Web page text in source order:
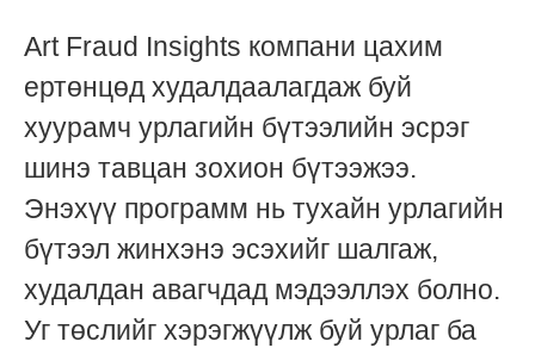
Art Fraud Insights компани цахим
ертөнцөд худалдаалагдаж буй
хуурамч урлагийн бүтээлийн эсрэг
шинэ тавцан зохион бүтээжээ.
Энэхүү программ нь тухайн урлагийн
бүтээл жинхэнэ эсэхийг шалгаж,
худалдан авагчдад мэдээллэх болно.
Уг төслийг хэрэгжүүлж буй урлаг ба